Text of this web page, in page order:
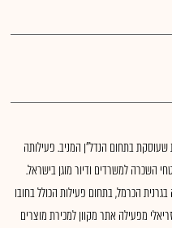
בתחום הנדל"ן המניב. פעילותה
השכרה למשרדים ודיור מוגן בישראל.
הכרמל, בתחום פעילות הכולל בחובו
מפעילה אתר מקוון למכירת מוצרים